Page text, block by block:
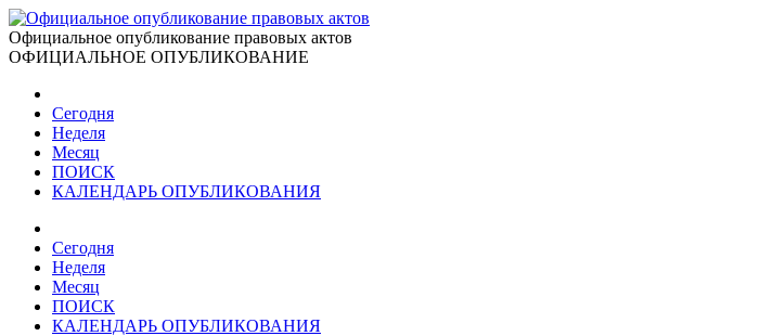
Официальное опубликование правовых актов
ОФИЦИАЛЬНОЕ ОПУБЛИКОВАНИЕ
Сегодня
Неделя
Месяц
ПОИСК
КАЛЕНДАРЬ ОПУБЛИКОВАНИЯ
Сегодня
Неделя
Месяц
ПОИСК
КАЛЕНДАРЬ ОПУБЛИКОВАНИЯ